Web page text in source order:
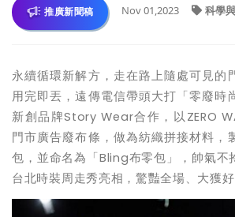
推廣新聞稿 Nov 01,2023 科學
永續循環新解方，走在路上隨處可見的
用完即丟，遠傳電信帶頭大打「零廢時
新創品牌Story Wear合作，以ZERO
門市廣告廢布條，做為紡織拼接材料，
包，並命名為「Bling布零包」，帥氣不
台北時裝周走秀亮相，驚豔全場、大獲好